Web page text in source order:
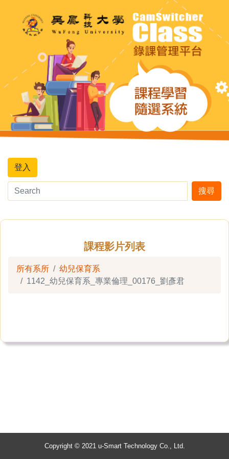
登入
搜尋
課程影片列表
所有系所
幼兒保育系
1142_幼兒保育系_專業倫理_00176_劉彥君
Copyright © 2021 u-Smart Technology Co., Ltd.